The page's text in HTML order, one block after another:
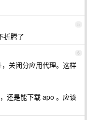
5
折腾了
6
关闭分应用代理。这样
还是能下载 apo 。应该